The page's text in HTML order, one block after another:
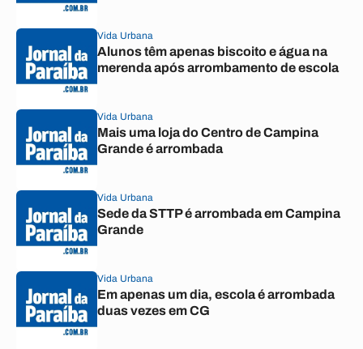
Vida Urbana
Alunos têm apenas biscoito e água na
merenda após arrombamento de escola
Vida Urbana
Mais uma loja do Centro de Campina
Grande é arrombada
Vida Urbana
Sede da STTP é arrombada em Campina
Grande
Vida Urbana
Em apenas um dia, escola é arrombada
duas vezes em CG